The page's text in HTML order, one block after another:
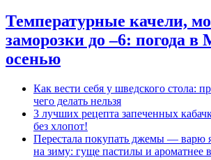
Температурные качели,
заморозки до –6: погода в
осенью
Как вести себя у шведского стола:
чего делать нельзя
3 лучших рецепта запеченных
без хлопот!
Перестала покупать джемы — варю
на зиму: гуще пастилы и ароматнее